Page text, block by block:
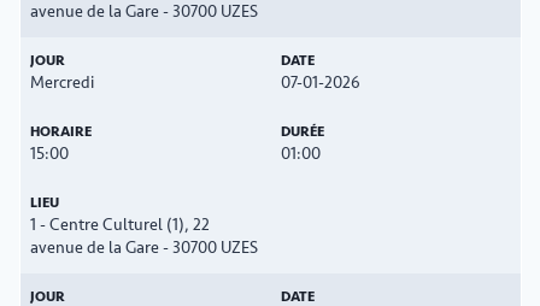
avenue de la Gare - 30700 UZES
Mercredi 07-01-2026
15:00 01:00
1 - Centre Culturel (1), 22
avenue de la Gare - 30700 UZES